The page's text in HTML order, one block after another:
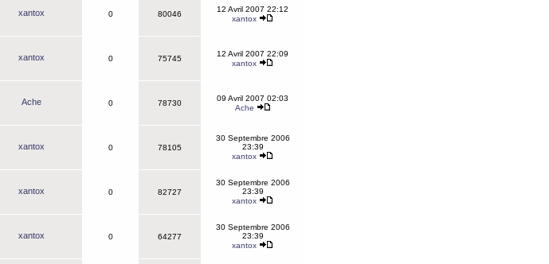
xantox 0 80046
12 Avril 2007 22:12
xantox
xantox 0 75745
12 Avril 2007 22:09
xantox
Ache 0 78730
09 Avril 2007 02:03
Ache
xantox 0 78105
30 Septembre 2006
23:39
xantox
xantox 0 82727
30 Septembre 2006
23:39
xantox
xantox 0 64277
30 Septembre 2006
23:39
xantox